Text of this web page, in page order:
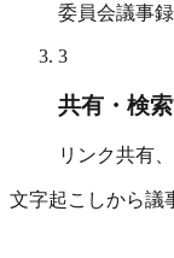
委員会議事
3
共有・検
リンク共有
文字起こしから議